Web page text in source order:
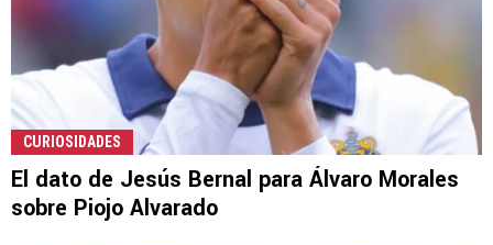
CURIOSIDADES
El dato de Jesús Bernal para Álvaro Morales
sobre Piojo Alvarado